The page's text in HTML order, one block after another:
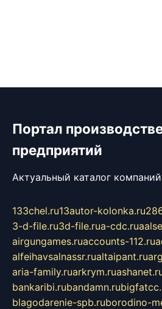
Портал
предприятий
Актуальный каталог
133chel.ru13autor-kolonka.ru
3-d-file.ru3d-file.rua-cdc.ru
airgungames.ruaccounts-112.ru
alfeihavsalnassr.rualtaipant.ru
aria-family.ruarkrym.ru
bankaribi.rubandamn.ru
blagodarenie-spb.ruborodino-